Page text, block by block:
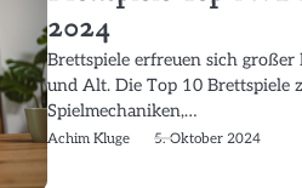
2024
Brettspiele erfreuen sich
und Alt. Die Top 10
Spielmechaniken,…
Achim Kluge 5. Oktober 2024